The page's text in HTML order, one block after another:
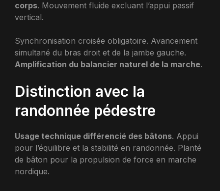
corps. Mouvement fluide excluant l’appui passif
vertical.
Synchronisation croisée obligatoire. Avancement
simultané du bras droit et de la jambe gauche.
Amplification du balancier naturel de la marche.
Distinction avec la
randonnée pédestre
Usage technique différencié des bâtons. Appui
pour l’équilibre et la stabilité en randonnée. Planté
de bâton pour la propulsion de force en marche
nordique.